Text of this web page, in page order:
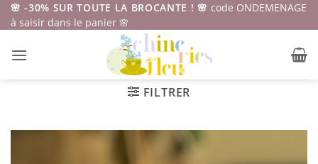
Passer
au
🌸 -30% SUR TOUTE LA BROCANTE ! 🌸 code ONDEMENAGE
à saisir dans le panier 🌸
FILTRER